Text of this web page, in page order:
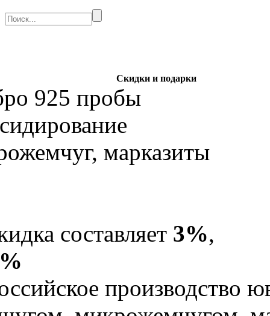
Скидки и подарки
925 пробы
марказиты
составляет 3%,
производство